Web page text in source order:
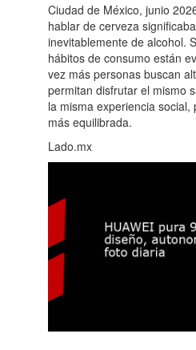
Ciudad de México, junio
hablar de cerveza
inevitablemente de alcohol.
hábitos de consumo están
vez más personas buscan
permitan disfrutar el mismo
la misma experiencia social,
más equilibrada.
Lado.mx